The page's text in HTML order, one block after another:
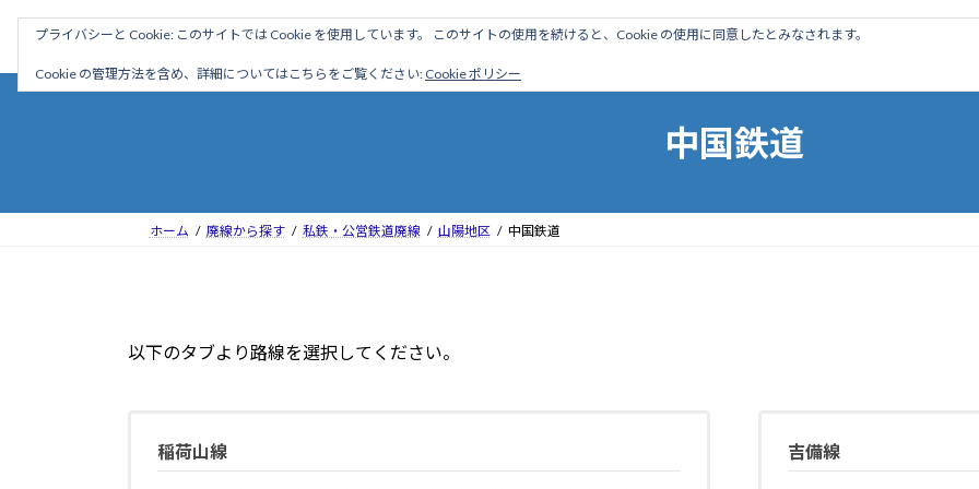
駅名読み方大全 ホーム はじめに 管理人ブログ 営業線から探す
中国鉄道
ホーム 廃線から探す 私鉄・公営鉄道廃線 山陽地区 中国鉄道
以下のタブより路線を選択してください。
稲荷山線 吉備線
プライバシーと Cookie: このサイトでは Cookie を使用しています。 このサイトの使用を続けると、Cookie の使用に同意したとみなされます。
Cookie の管理方法を含め、詳細についてはこちらをご覧ください: Cookie ポリシー